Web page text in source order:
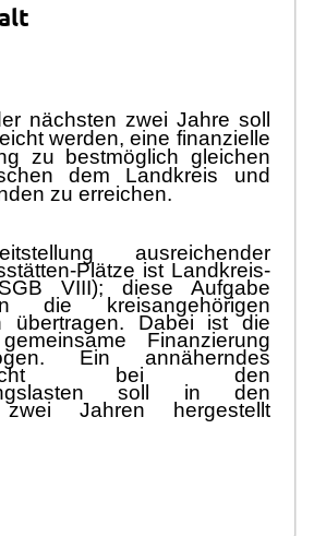
nächsten zwei Jahre soll
werden, eine finanzielle
zu bestmöglich gleichen
dem Landkreis und
zu erreichen.
ausreichender
tten-Plätze ist Landkreis-
VIII); diese Aufgabe
die kreisangehörigen
übertragen. Dabei ist die
Finanzierung
Ein annäherndes
bei den
soll in den
Jahren hergestellt